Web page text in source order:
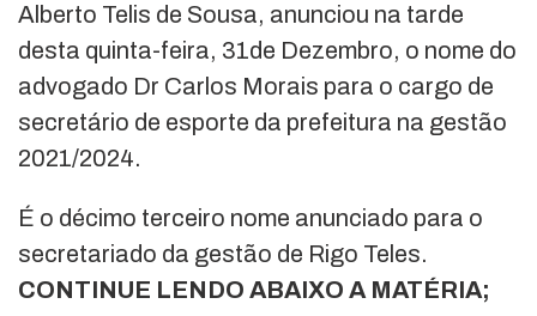
Alberto Telis de Sousa, anunciou na tarde
desta quinta-feira, 31de Dezembro, o nome do
advogado Dr Carlos Morais para o cargo de
secretário de esporte da prefeitura na gestão
2021/2024.
É o décimo terceiro nome anunciado para o
secretariado da gestão de Rigo Teles.
CONTINUE LENDO ABAIXO A MATÉRIA;